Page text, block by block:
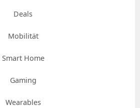
Deals
Mobilität
Smart Home
Gaming
Wearables